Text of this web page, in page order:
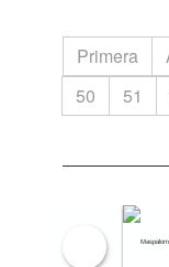
Primera
50
51